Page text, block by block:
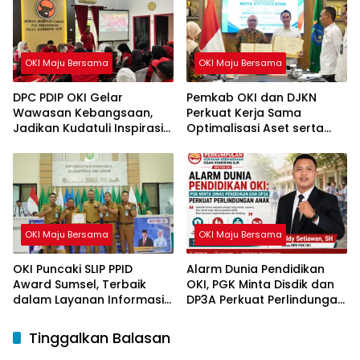
OKI Maju Bersama
DPC PDIP OKI Gelar
Wawasan Kebangsaan,
Jadikan Kudatuli Inspirasi
OKI Maju Bersama
Pemkab OKI dan DJKN
Perkuat Kerja Sama
Optimalisasi Aset serta
OKI Maju Bersama
OKI Puncaki SLIP PPID
Award Sumsel, Terbaik
dalam Layanan Informasi
OKI Maju Bersama
Alarm Dunia Pendidikan
OKI, PGK Minta Disdik dan
DP3A Perkuat Perlindungan
Tinggalkan Balasan